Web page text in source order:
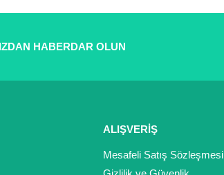
HABERDAR OLUN
ALIŞVERİŞ
Mesafeli Satış Sözleşmesi